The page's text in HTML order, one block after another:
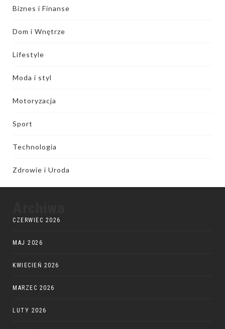
Biznes i Finanse
Dom i Wnętrze
Lifestyle
Moda i styl
Motoryzacja
Sport
Technologia
Zdrowie i Uroda
CZERWIEC 2026
MAJ 2026
KWIECIEŃ 2026
MARZEC 2026
LUTY 2026